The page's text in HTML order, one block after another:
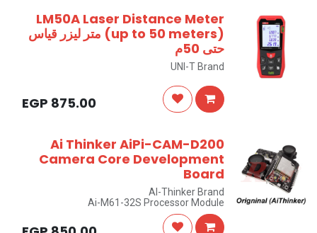
LM50A Laser Distance Meter
(up to 50 meters) متر ليزر قياس
حتى 50م
UNI-T Brand
875.00
Ai Thinker AiPi-CAM-D200
Camera Core Development
Board
AI-Thinker Brand
Ai-M61-32S Processor Module
Compatible With ESP32 CAM
Wifi & Blutooth